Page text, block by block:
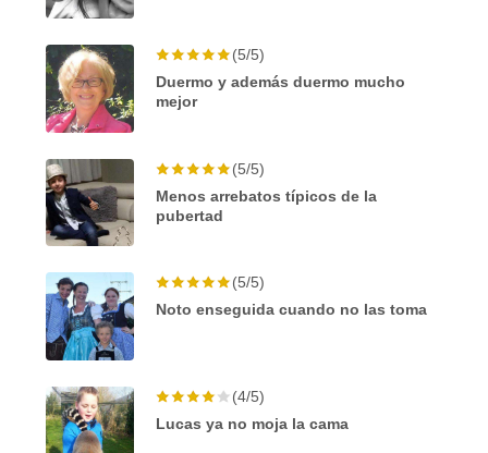
(5/5)
Duermo y además duermo mucho
mejor
(5/5)
Menos arrebatos típicos de la
pubertad
(5/5)
Noto enseguida cuando no las toma
(4/5)
Lucas ya no moja la cama